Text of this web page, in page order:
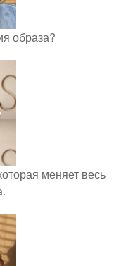
образа?
меняет весь